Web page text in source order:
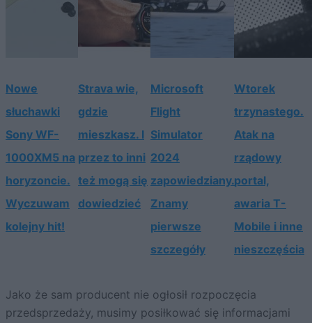
Nowe
słuchawki
Sony WF-
1000XM5 na
horyzoncie.
Wyczuwam
kolejny hit!
Strava wie,
gdzie
mieszkasz. I
przez to inni
też mogą się
dowiedzieć
Microsoft
Flight
Simulator
2024
zapowiedziany.
Znamy
pierwsze
szczegóły
Wtorek
trzynastego.
Atak na
rządowy
portal,
awaria T-
Mobile i inne
nieszczęścia
Jako że sam producent nie ogłosił rozpoczęcia
przedsprzedaży, musimy posiłkować się informacjami